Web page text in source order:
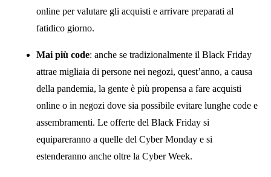
online per valutare gli acquisti e arrivare preparati al
fatidico giorno.
Mai più code: anche se tradizionalmente il Black Friday
attrae migliaia di persone nei negozi, quest’anno, a causa
della pandemia, la gente è più propensa a fare acquisti
online o in negozi dove sia possibile evitare lunghe code e
assembramenti. Le offerte del Black Friday si
equipareranno a quelle del Cyber Monday e si
estenderanno anche oltre la Cyber Week.